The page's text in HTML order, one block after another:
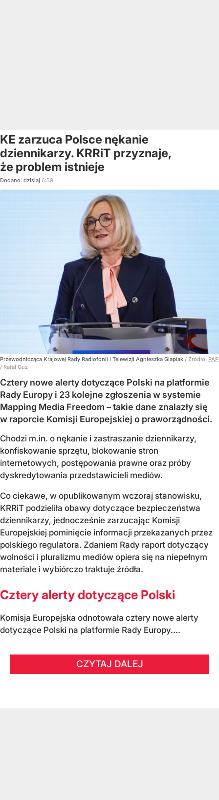
KE zarzuca Polsce nękanie
dziennikarzy. KRRiT przyznaje,
że problem istnieje
Dodano: dzisiaj 6:59
Przewodnicząca Krajowej Rady Radiofonii i Telewizji Agnieszka Glapiak / Źródło: PAP
/ Rafał Guz
Cztery nowe alerty dotyczące Polski na platformie
Rady Europy i 23 kolejne zgłoszenia w systemie
Mapping Media Freedom – takie dane znalazły się
w raporcie Komisji Europejskiej o praworządności.
Chodzi m.in. o nękanie i zastraszanie dziennikarzy,
konfiskowanie sprzętu, blokowanie stron
internetowych, postępowania prawne oraz próby
dyskredytowania przedstawicieli mediów.
Co ciekawe, w opublikowanym wczoraj stanowisku,
KRRiT podzieliła obawy dotyczące bezpieczeństwa
dziennikarzy, jednocześnie zarzucając Komisji
Europejskiej pominięcie informacji przekazanych przez
polskiego regulatora. Zdaniem Rady raport dotyczący
wolności i pluralizmu mediów opiera się na niepełnym
materiale i wybiórczo traktuje źródła.
Cztery alerty dotyczące Polski
Komisja Europejska odnotowała cztery nowe alerty
dotyczące Polski na platformie Rady Europy....
CZYTAJ DALEJ